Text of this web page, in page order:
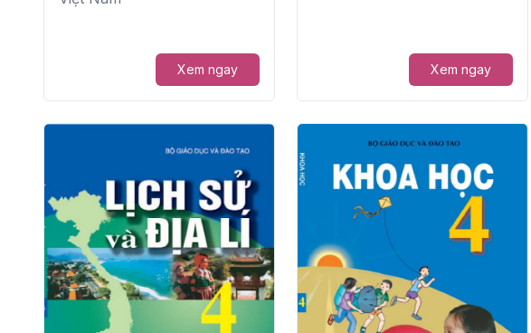
Xem ngay Xem ngay